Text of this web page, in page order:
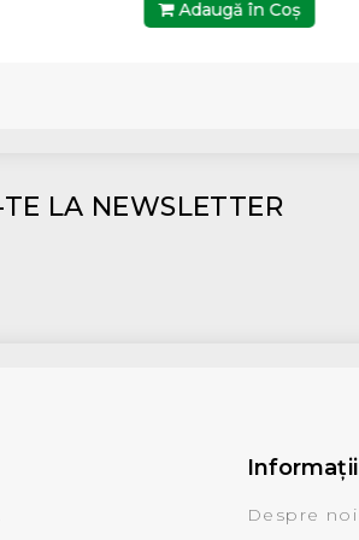
Adaugă în Coş
LA NEWSLETTER
Informaţii
Despre noi